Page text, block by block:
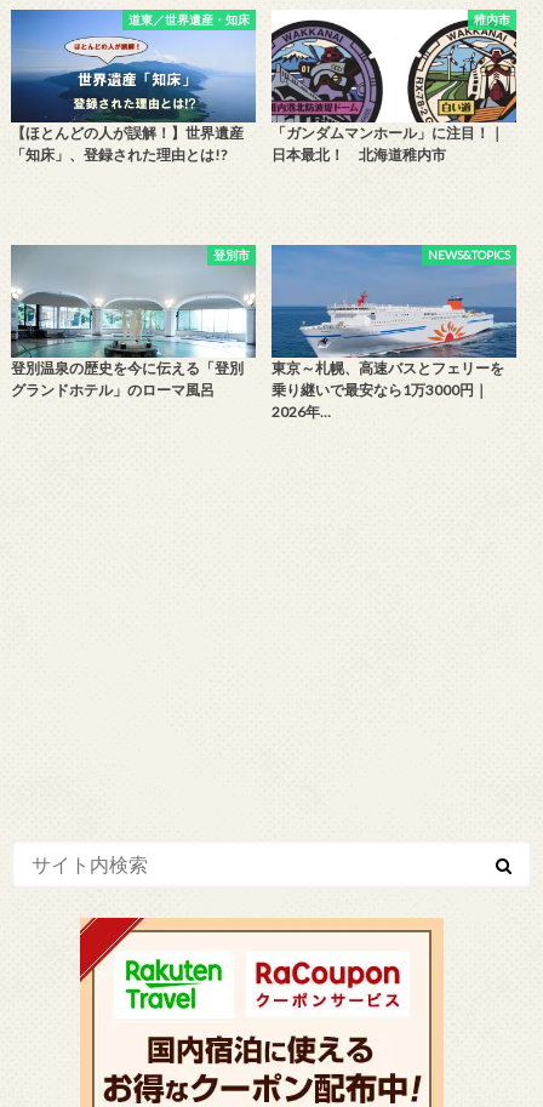
道東／世界遺産・知床
【ほとんどの人が誤解！】世界遺産
「知床」、登録された理由とは!?
稚内市
「ガンダムマンホール」に注目！｜
日本最北！ 北海道稚内市
登別市
登別温泉の歴史を今に伝える「登別
グランドホテル」のローマ風呂
NEWS&TOPICS
東京～札幌、高速バスとフェリーを
乗り継いで最安なら1万3000円｜
2026年…